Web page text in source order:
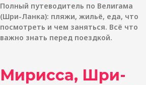
Полный путеводитель по Велигама
(Шри-Ланка): пляжи, жильё, еда, что
посмотреть и чем заняться. Всё что
важно знать перед поездкой.
Мирисса, Шри-